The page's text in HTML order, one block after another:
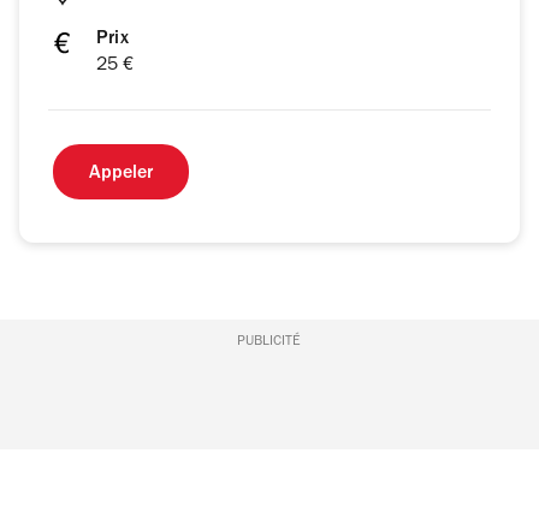
Prix
25 €
Appeler
PUBLICITÉ